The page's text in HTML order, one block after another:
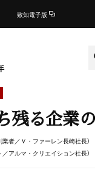
致知電子版
残る企業
業者／Ｖ・ファーレン長崎社長）
／アルマ・クリエイション社長）